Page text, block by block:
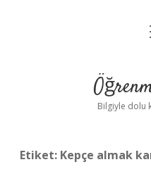
Bilgiyle dolu
Etiket: Kepçe almak